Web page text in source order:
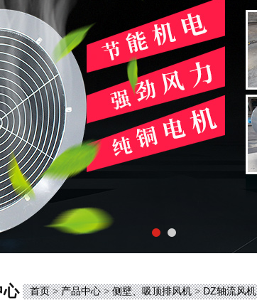
心 首页>产品中心>侧壁、吸顶排风机>DZ轴流风机